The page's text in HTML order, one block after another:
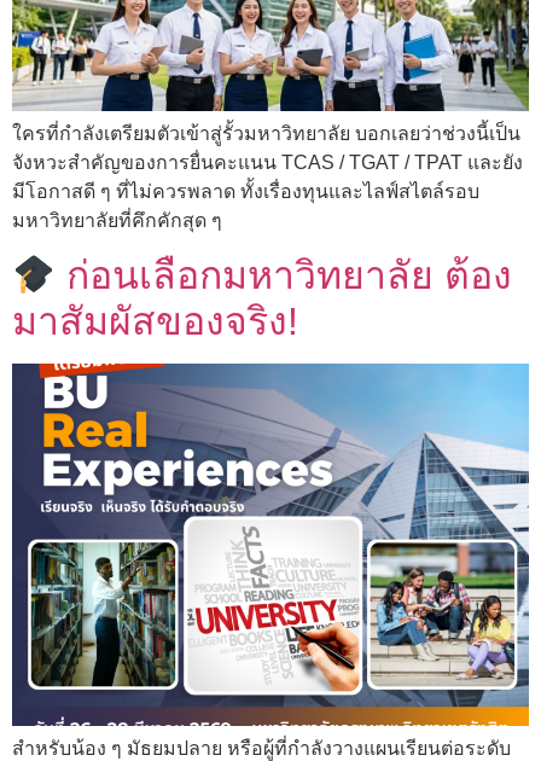
ใครที่กำลังเตรียมตัวเข้าสู่รั้วมหาวิทยาลัย บอกเลยว่าช่วงนี้เป็น
จังหวะสำคัญของการยื่นคะแนน TCAS / TGAT / TPAT และยัง
มีโอกาสดี ๆ ที่ไม่ควรพลาด ทั้งเรื่องทุนและไลฟ์สไตล์รอบ
มหาวิทยาลัยที่คึกคักสุด ๆ
ก่อนเลือกมหาวิทยาลัย ต้อง
มาสัมผัสของจริง!
สำหรับน้อง ๆ มัธยมปลาย หรือผู้ที่กำลังวางแผนเรียนต่อระดับ